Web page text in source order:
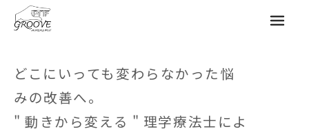
どこにいっても変わらなかった悩
みの改善へ。
" 動きから変える " 理学療法士によ
メニュ